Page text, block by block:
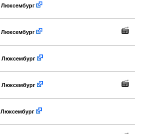
Люксембург
Люксембург
Люксембург
Люксембург
Люксембург